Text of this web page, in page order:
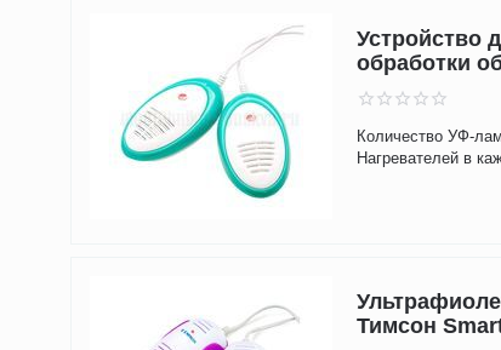
Устройство
обработки
Количество УФ-
Нагревателей в
Тимсон